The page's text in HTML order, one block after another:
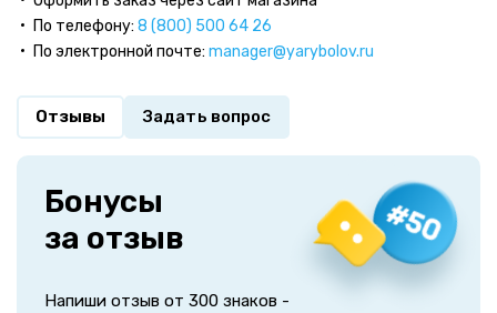
По телефону: 8 (800) 500 64 26
По электронной почте: manager@yarybolov.ru
Отзывы Задать вопрос
Бонусы
за отзыв
Напиши отзыв от 300 знаков -